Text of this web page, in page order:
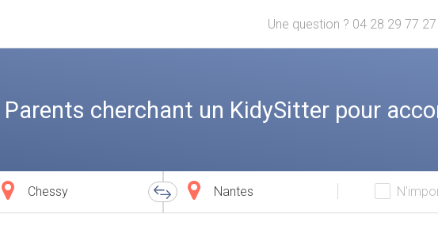
Une question ? 04 28 29 77 27
Parents cherchant un KidySitter pour
Ville
de
départ
Ville
d'arrivée